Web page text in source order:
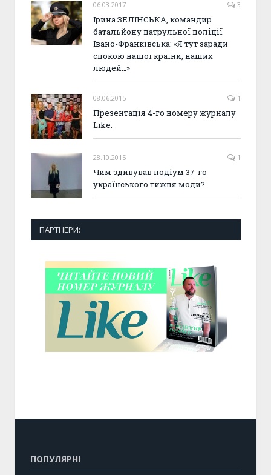
06.03.2017 3
Ірина ЗЕЛІНСЬКА, командир
батальйону патрульної поліції
Івано-Франківська: «Я тут заради
спокою нашої країни, наших
людей…»
08.06.2015 1
Презентація 4-го номеру журналу
Like.
28.10.2015 1
Чим здивував подіум 37-го
українського тижня моди?
ПАРТНЕРИ:
ПОПУЛЯРНІ